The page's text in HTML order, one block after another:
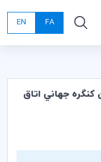
FA
EN
جهاني اتاق